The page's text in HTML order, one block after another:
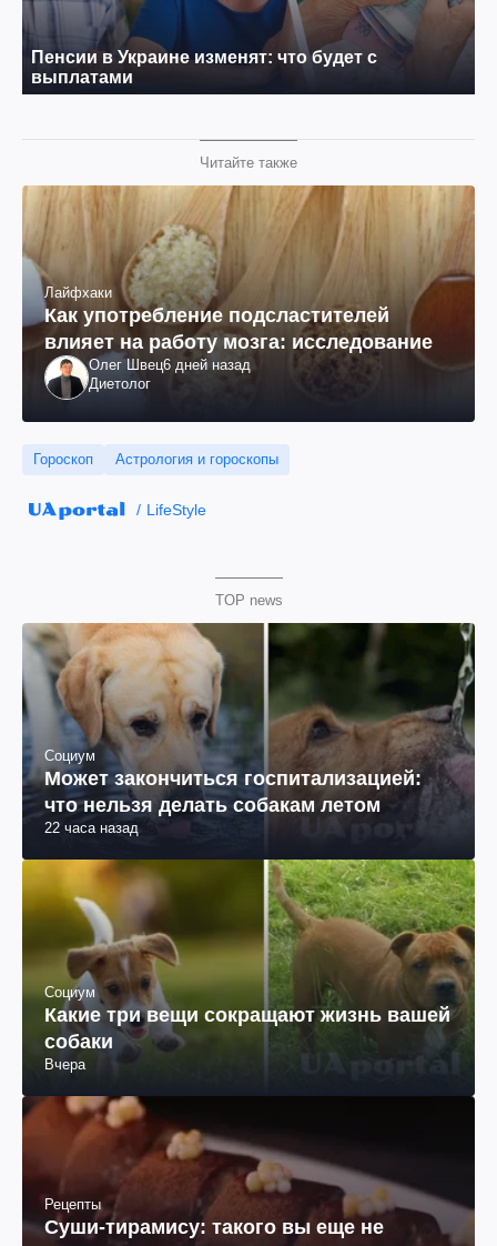
Читайте также
Лайфхаки
Как употребление подсластителей
влияет на работу мозга: исследование
Олег Швец6 дней назад
Диетолог
Гороскоп Астрология и гороскопы
LifeStyle
TOP news
Социум
Может закончиться госпитализацией:
что нельзя делать собакам летом
22 часа назад
Социум
Какие три вещи сокращают жизнь вашей
собаки
Вчера
Рецепты
Суши-тирамису: такого вы еще не